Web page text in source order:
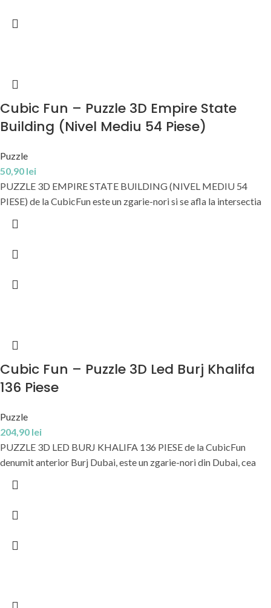
Cubic Fun – Puzzle 3D Empire State
Building (Nivel Mediu 54 Piese)
Puzzle
50,90 lei
PUZZLE 3D EMPIRE STATE BUILDING (NIVEL MEDIU 54
PIESE) de la CubicFun este un zgarie-nori si se afla la intersectia
Cubic Fun – Puzzle 3D Led Burj Khalifa
136 Piese
Puzzle
204,90 lei
PUZZLE 3D LED BURJ KHALIFA 136 PIESE de la CubicFun
denumit anterior Burj Dubai, este un zgarie-nori din Dubai, cea